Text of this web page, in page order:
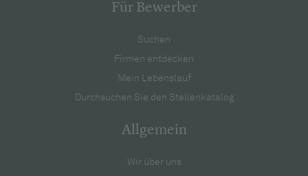
Für Bewerber
Suchen
Firmen entdecken
Mein Lebenslauf
Durchsuchen Sie den Stellenkatalog
Allgemein
Wir über uns